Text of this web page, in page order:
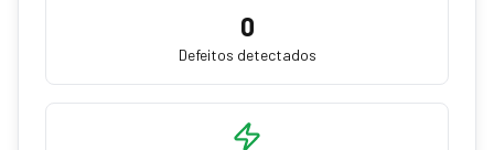
0
Defeitos detectados